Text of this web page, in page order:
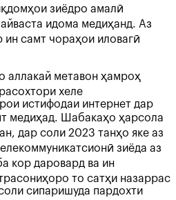
зиёдро амалӣ
идома медиҳанд. Аз
ин самт чораҳои иловагӣ
аллакай метавон ҳамроҳ
хеле
истифодаи интернет дар
медиҳад. Шабакаҳо ҳарсола
дар соли 2023 танҳо яке аз
зиёда аз
кор даровард ва ин
то сатҳи назаррас
сипаришуда пардохти